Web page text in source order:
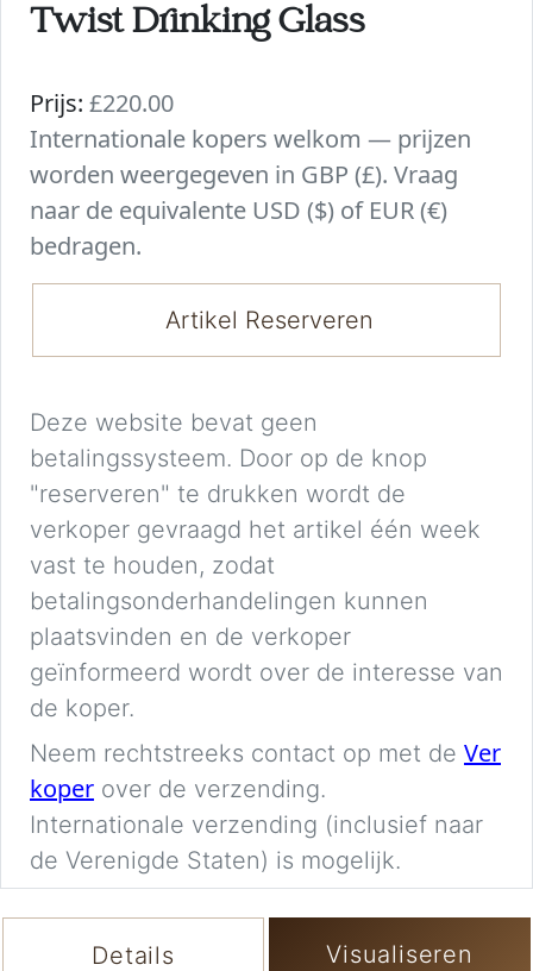
Twist Drinking Glass
Prijs: £220.00
Internationale kopers welkom — prijzen
worden weergegeven in GBP (£). Vraag
naar de equivalente USD ($) of EUR (€)
bedragen.
Artikel Reserveren
Deze website bevat geen
betalingssysteem. Door op de knop
"reserveren" te drukken wordt de
verkoper gevraagd het artikel één week
vast te houden, zodat
betalingsonderhandelingen kunnen
plaatsvinden en de verkoper
geïnformeerd wordt over de interesse van
de koper.
Neem rechtstreeks contact op met de Ver
koper over de verzending.
Internationale verzending (inclusief naar
de Verenigde Staten) is mogelijk.
Details Visualiseren